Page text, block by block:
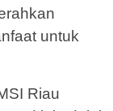
untuk
Riau